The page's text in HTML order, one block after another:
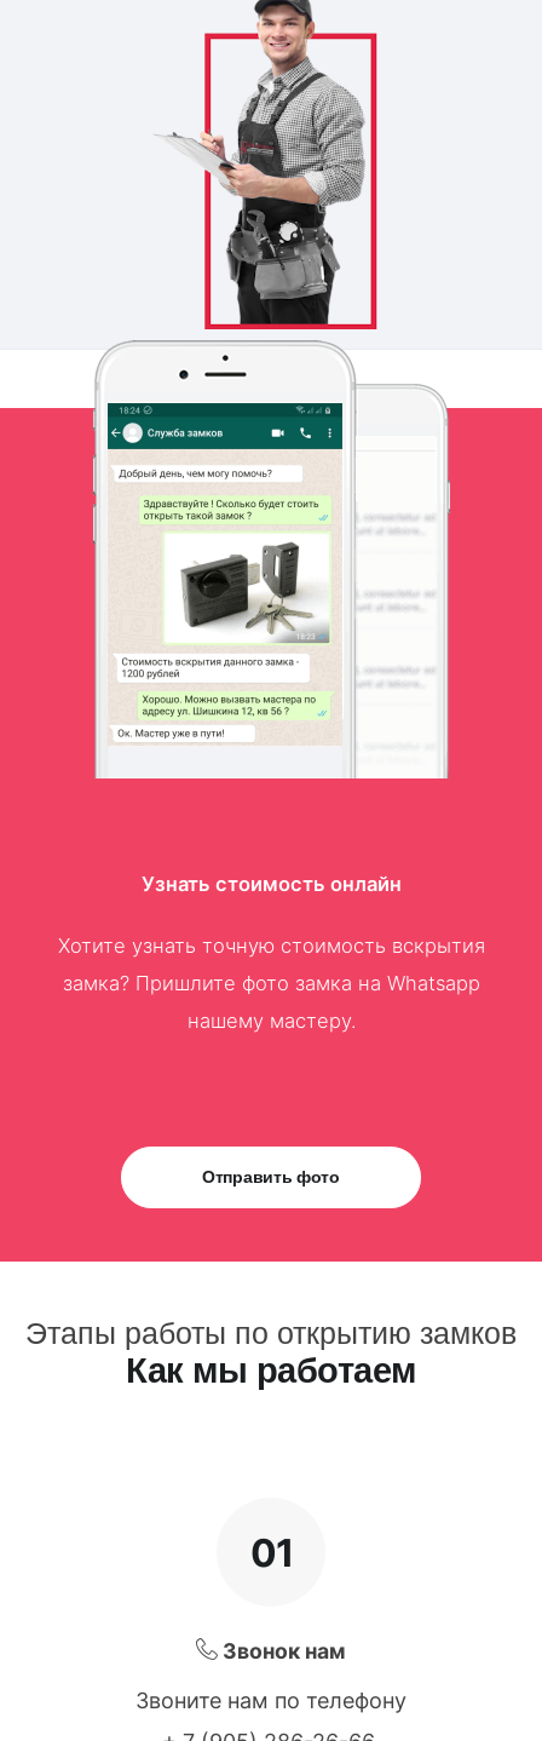
Узнать стоимость онлайн
Хотите узнать точную стоимость вскрытия
замка? Пришлите фото замка на Whatsapp
нашему мастеру.
Отправить фото
Этапы работы по открытию замков
Как мы работаем
01
Звонок нам
Звоните нам по телефону